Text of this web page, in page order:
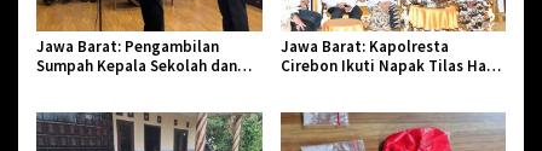
Jawa Barat: Pengambilan
Sumpah Kepala Sekolah dan
Pendidikan dan Birokrasi
Jawa Barat: Kapolresta
Cirebon Ikuti Napak Tilas Hari